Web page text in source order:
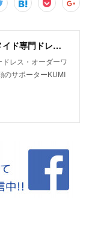
名古屋 豊橋のオーダーメイド専門ドレスデザイナー KUMI OHARA
レス・オーダーワ
のサポーターKUMI